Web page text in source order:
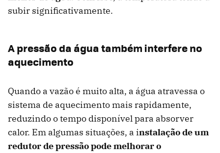
subir significativamente.
A pressão da água também interfere no
aquecimento
Quando a vazão é muito alta, a água atravessa o
sistema de aquecimento mais rapidamente,
reduzindo o tempo disponível para absorver
calor. Em algumas situações, a instalação de um
redutor de pressão pode melhorar o